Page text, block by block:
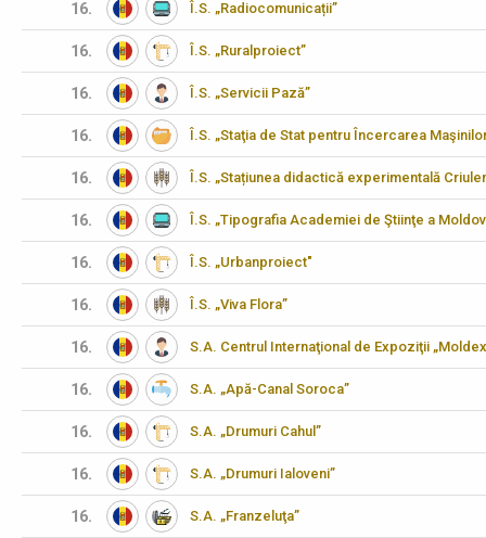
16. Î.S. „Radiocomunicații”
16. Î.S. „Ruralproiect”
16. Î.S. „Servicii Pază”
16. Î.S. „Staţia de Stat pentru Încercarea
16. Î.S. „Stațiunea didactică experimentală
16. Î.S. „Tipografia Academiei de Ştiinţe a
16. Î.S. „Urbanproiect"
16. Î.S. „Viva Flora”
16. S.A. Centrul Internaţional de Expoziţii
16. S.A. „Apă-Canal Soroca”
16. S.A. „Drumuri Cahul”
16. S.A. „Drumuri Ialoveni”
16. S.A. „Franzeluţa”